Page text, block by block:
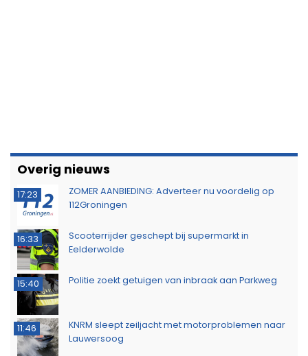
Overig nieuws
17:23
ZOMER AANBIEDING: Adverteer nu voordelig op
112Groningen
16:33
Scooterrijder geschept bij supermarkt in
Eelderwolde
15:40 Politie zoekt getuigen van inbraak aan Parkweg
11:46
KNRM sleept zeiljacht met motorproblemen naar
Lauwersoog